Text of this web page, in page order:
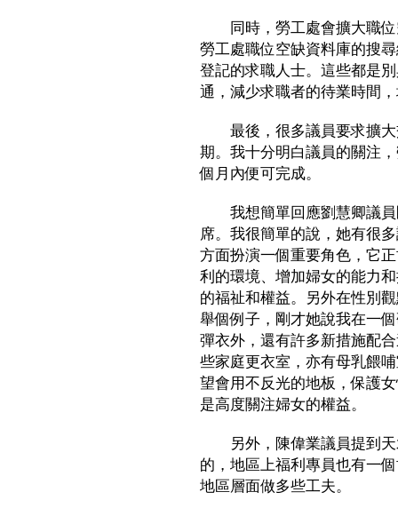
同時，勞工處會擴大職位
勞工處職位空缺資料庫的搜
登記的求職人士。這些都是
通，減少求職者的待業時間
最後，很多議員要求擴大
期。我十分明白議員的關注
個月內便可完成。
我想簡單回應劉慧卿議員
席。我很簡單的說，她有很
方面扮演一個重要角色，它
利的環境、增加婦女的能力
的福祉和權益。另外在性別
舉個例子，剛才她說我在一
彈衣外，還有許多新措施配
些家庭更衣室，亦有母乳餵
望會用不反光的地板，保護
是高度關注婦女的權益。
另外，陳偉業議員提到天
的，地區上福利專員也有一
地區層面做多些工夫。